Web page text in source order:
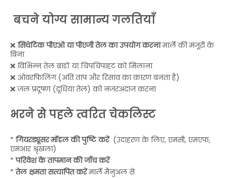
बचने योग्य सामान्य गलतियाँ
❌ सिंथेटिक पीएओ या पीएजी तेल का उपयोग करनामार्ले की मंजूरी के
बिना
❌ विभिन्न तेल ब्रांडों या चिपचिपाहट को मिलाना
❌ ओवरफिलिंग (अति ताप और रिसाव का कारण बनता है)
❌ जल प्रदूषण (दूधिया तेल) को नजरअंदाज करना
भरने से पहले त्वरित चेकलिस्ट
* गियरड्यूसर मॉडल की पुष्टि करें (उदाहरण के लिए, एमसी, एमएफ,
एमआर श्रृंखला)
*परिवेश के तापमान की जाँच करें
*तेल क्षमता सत्यापित करेंमार्ले मैनुअल से